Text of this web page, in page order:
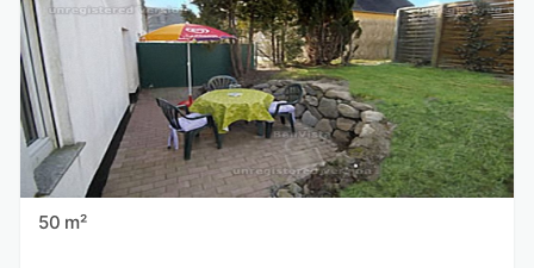
50 m²